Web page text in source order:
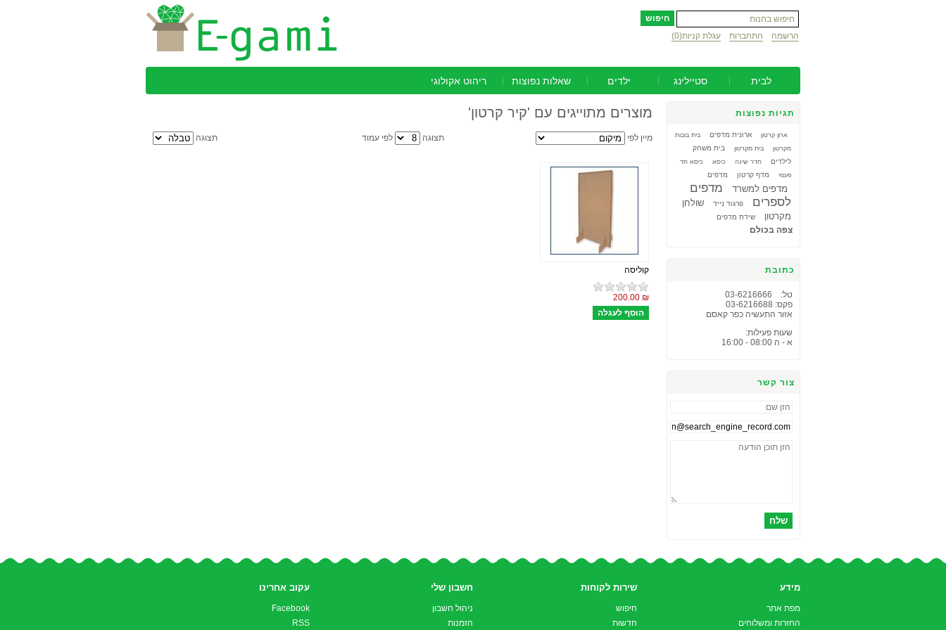
הרשמה התחברות עגלת קניות(0)
לבית סטיילינג ילדים שאלות נפוצות ריהוט אקולוגי
תגיות נפוצות
ארון קרטון ארונית מדפים
בית בובות
מקרטון
בית מקרטון
בית משחק
לילדים
חדר שינה כיסא
כיסא חד
פעמי
מדף קרטון מדפים
מדפים למשרד
מדפים
לספרים
פרגוד נייד
שולחן
מקרטון
שידת מדפים
צפה בכולם
כתובת
טל: 03-6216666
פקס: 03-6216688
אזור התעשיה כפר קאסם
שעות פעילות:
א - ה 08:00 - 16:00
צור קשר
שלח
מוצרים מתוייגים עם 'קיר קרטון'
תצוגה מיין לפי תצוגה לפי עמוד
קוליסה
₪ 200.00
מידע
מפת אתר
החזרות ומשלוחים
שירות לקוחות
חיפוש
חדשות
חשבון שלי
ניהול חשבון
הזמנות
עקוב אחרינו
Facebook
RSS